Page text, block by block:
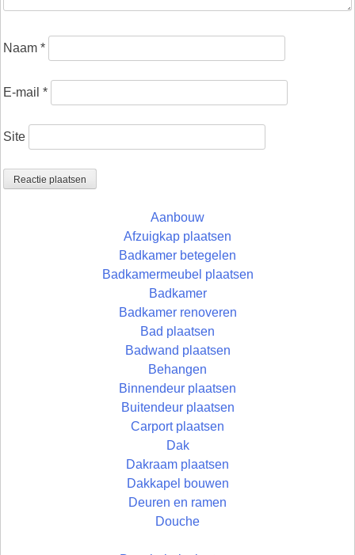
Naam *
E-mail *
Site
Aanbouw
Afzuigkap plaatsen
Badkamer betegelen
Badkamermeubel plaatsen
Badkamer
Badkamer renoveren
Bad plaatsen
Badwand plaatsen
Behangen
Binnendeur plaatsen
Buitendeur plaatsen
Carport plaatsen
Dak
Dakraam plaatsen
Dakkapel bouwen
Deuren en ramen
Douche